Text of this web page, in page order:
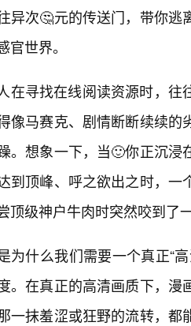
异次🤔元的传送门，带你
官世界。
在寻找在线阅读资源时，往
像马赛克、剧情断断续续
。想象一下，当🙂你正沉
到顶峰、呼之欲出之时，
顶级神户牛肉时突然咬到了
为什么我们需要一个真正“
。在真正的高清画质下，
一抹羞涩或狂野的流转，